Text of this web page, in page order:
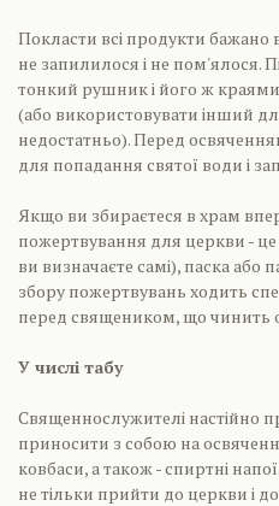
Покласти всі продукти
не запилилося і не пом'ялося.
тонкий рушник і його ж
(або використовувати інший
недостатньо). Перед
для попадання святої води і
Якщо ви збираєтеся в храм
пожертвування для церкви -
ви визначаєте самі), паска або
збору пожертвувань ходить
перед священиком, що чинить
У числі табу
Священнослужителі настійно
приносити з собою на
ковбаси, а також - спиртні
не тільки прийти до церкви і